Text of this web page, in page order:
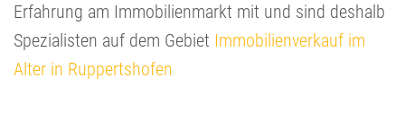
Erfahrung am Immobilienmarkt mit und sind deshalb
Spezialisten auf dem Gebiet Immobilienverkauf im
Alter in Ruppertshofen